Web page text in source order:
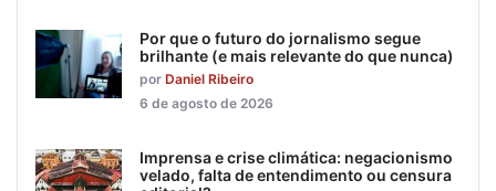
Por que o futuro do jornalismo segue
brilhante (e mais relevante do que nunca)
por Daniel Ribeiro
6 de agosto de 2026
Imprensa e crise climática: negacionismo
velado, falta de entendimento ou censura